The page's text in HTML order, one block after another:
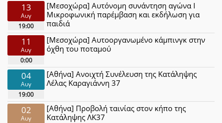
13
Αυγ
19:00
[Μεσοχώρα] Αυτόνομη συνάντηση αγώνα Ι
Μικροφωνική παρέμβαση και εκδήλωση για
παιδιά
11
Αυγ
0:00
[Μεσοχώρα] Αυτοοργανωμένο κάμπινγκ στην
όχθη του ποταμού
04
Αυγ
19:00
[Αθήνα] Ανοιχτή Συνέλευση της Κατάληψης
Λέλας Καραγιάννη 37
02
Αυγ
[Αθήνα] Προβολή ταινίας στον κήπο της
Κατάληψης ΛΚ37